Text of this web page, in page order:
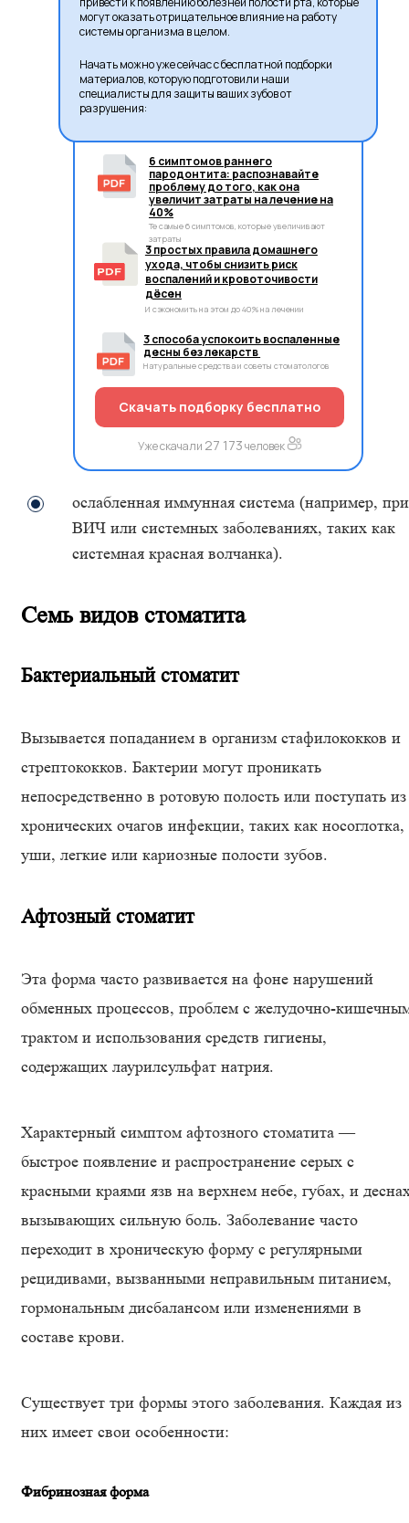
могут оказать отрицательное влияние на работу
системы организма в целом.
Начать можно уже сейчас с бесплатной подборки
материалов, которую подготовили наши
специалисты для защиты ваших зубов от
разрушения:
6 симптомов раннего
пародонтита: распознавайте
проблему до того, как она
увеличит затраты на лечение на
40%
Те самые 6 симптомов, которые увеличивают
затраты
3 простых правила домашнего
ухода, чтобы снизить риск
воспалений и кровоточивости
дёсен
И сэкономить на этом до 40% на лечении
3 способа успокоить воспаленные
десны без лекарств
Натуральные средства и советы стоматологов
Скачать подборку бесплатно
Уже скачали 27 173человек
ослабленная иммунная система (например, при
ВИЧ или системных заболеваниях, таких как
системная красная волчанка).
Семь видов стоматита
Бактериальный стоматит
Вызывается попаданием в организм стафилококков и
стрептококков. Бактерии могут проникать
непосредственно в ротовую полость или поступать из
хронических очагов инфекции, таких как носоглотка,
уши, легкие или кариозные полости зубов.
Афтозный стоматит
Эта форма часто развивается на фоне нарушений
обменных процессов, проблем с желудочно-
трактом и использования средств гигиены,
содержащих лаурилсульфат натрия.
Характерный симптом афтозного стоматита —
быстрое появление и распространение серых с
красными краями язв на верхнем небе, губах, и
вызывающих сильную боль. Заболевание часто
переходит в хроническую форму с регулярными
рецидивами, вызванными неправильным питанием,
гормональным дисбалансом или изменениями в
составе крови.
Существует три формы этого заболевания. Каждая из
них имеет свои особенности:
Фибринозная форма